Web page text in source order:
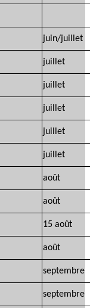
juin/juillet
juillet
juillet
juillet
juillet
juillet
août
août
15 août
août
septembre
septembre